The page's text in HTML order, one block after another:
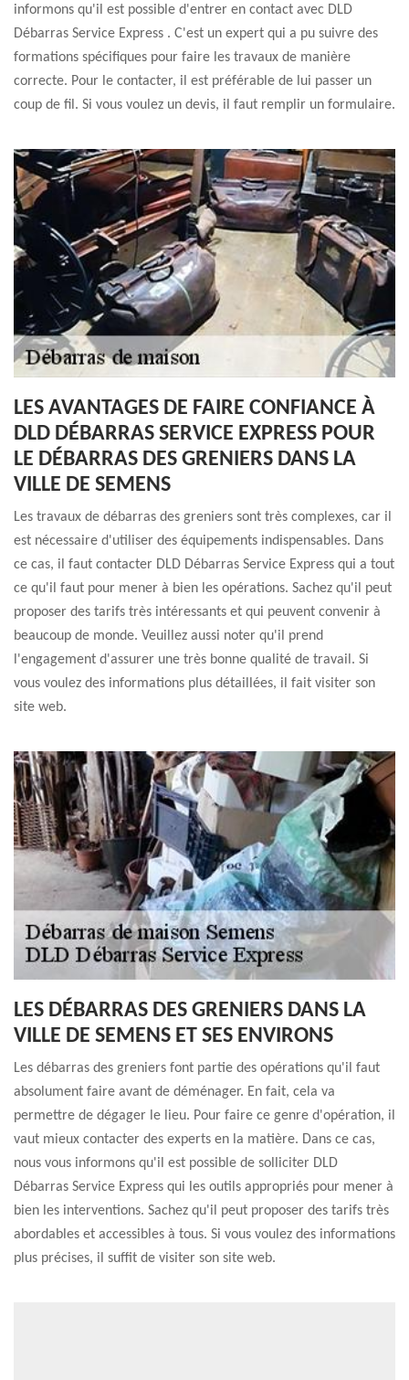
informons qu'il est possible d'entrer en contact avec DLD
Débarras Service Express . C'est un expert qui a pu suivre des
formations spécifiques pour faire les travaux de manière
correcte. Pour le contacter, il est préférable de lui passer un
coup de fil. Si vous voulez un devis, il faut remplir un formulaire.
LES AVANTAGES DE FAIRE CONFIANCE À
DLD DÉBARRAS SERVICE EXPRESS POUR
LE DÉBARRAS DES GRENIERS DANS LA
VILLE DE SEMENS
Les travaux de débarras des greniers sont très complexes, car il
est nécessaire d'utiliser des équipements indispensables. Dans
ce cas, il faut contacter DLD Débarras Service Express qui a tout
ce qu'il faut pour mener à bien les opérations. Sachez qu'il peut
proposer des tarifs très intéressants et qui peuvent convenir à
beaucoup de monde. Veuillez aussi noter qu'il prend
l'engagement d'assurer une très bonne qualité de travail. Si
vous voulez des informations plus détaillées, il fait visiter son
site web.
LES DÉBARRAS DES GRENIERS DANS LA
VILLE DE SEMENS ET SES ENVIRONS
Les débarras des greniers font partie des opérations qu'il faut
absolument faire avant de déménager. En fait, cela va
permettre de dégager le lieu. Pour faire ce genre d'opération, il
vaut mieux contacter des experts en la matière. Dans ce cas,
nous vous informons qu'il est possible de solliciter DLD
Débarras Service Express qui les outils appropriés pour mener à
bien les interventions. Sachez qu'il peut proposer des tarifs très
abordables et accessibles à tous. Si vous voulez des informations
plus précises, il suffit de visiter son site web.